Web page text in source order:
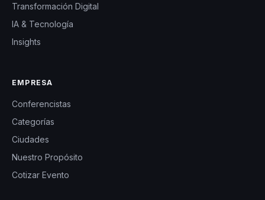
Transformación Digital
IA & Tecnología
Insights
EMPRESA
Conferencistas
Categorías
Ciudades
Nuestro Propósito
Cotizar Evento